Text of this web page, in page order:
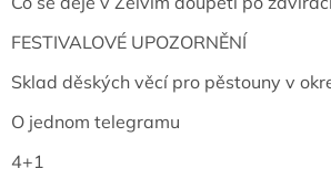
FESTIVALOVÉ UPOZORNĚNÍ
Sklad děských věcí pro pěstouny v
O jednom telegramu
4+1